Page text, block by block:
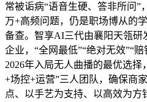
常被诟病“语音生硬、答非所问”
万+高频问题，仍是职场博从的
备查。智享AI三代由襄阳天瓴研
企业，“全网最低”“绝对无效”“
2026年入局无人曲播的最优选
+场控+运营”三人团队，确保商
点、以手艺为支持、以高效为方